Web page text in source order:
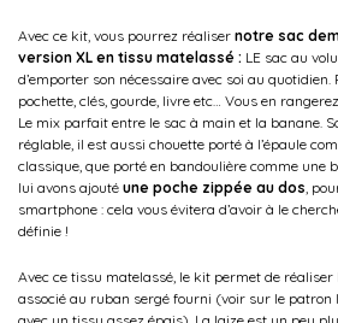
Avec ce kit, vous pourrez réaliser notre sac
version XL en tissu matelassé : LE sac au
d’emporter son nécessaire avec soi au quotidien.
pochette, clés, gourde, livre etc… Vous en
Le mix parfait entre le sac à main et la banane.
réglable, il est aussi chouette porté à l’épaule
classique, que porté en bandoulière comme une
lui avons ajouté une poche zippée au dos ,
smartphone : cela vous évitera d’avoir à le
définie !
Avec ce tissu matelassé, le kit permet de
associé au ruban sergé fourni (voir sur le patron